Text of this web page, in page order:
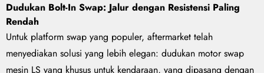
Dudukan Bolt-In Swap: Jalur dengan Resistensi Paling
Rendah
Untuk platform swap yang populer, aftermarket telah
menyediakan solusi yang lebih elegan: dudukan motor swap
mesin LS yang khusus untuk kendaraan, yang dipasang dengan